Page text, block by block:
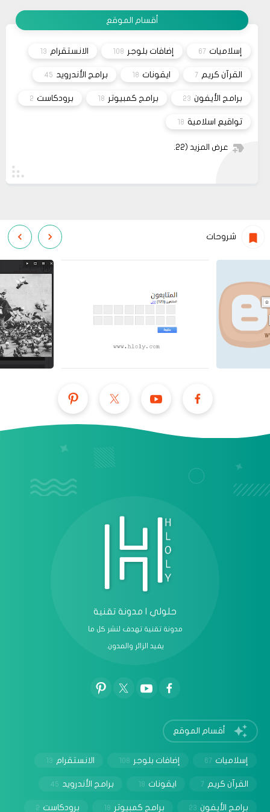
أو عمل إعادة ضبط المصنع
08
02 2022
حلولي
قم بتجربة تحديث الطابعه
أقسام الموقع
إسلاميات 67 إضافات بلوجر 108 الانستقرام 13
القرآن كريم 7 ايقونات 18 برامج الأندرويد 45
برامج الأيفون 23 برامج كمبيوتر 18 برودكاست 2
تواقيع اسلامية 18
عرض المزيد (22)
شروحات
حلولي | مدونة تقنية
مدونة تقنية تهدف لنشر كل ما
يفيد الزائر والمدون.
أقسام الموقع
إسلاميات 67 إضافات بلوجر 108 الانستقرام 13
القرآن كريم 7 ايقونات 18 برامج الأندرويد 45
برامج الأيفون 23 برامج كمبيوتر 18 برودكاست 2